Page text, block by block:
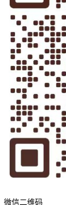
微信二维码